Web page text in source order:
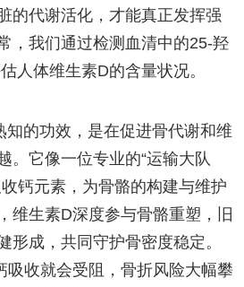
的代谢活化，才能真正发挥强
，我们通过检测血清中的25-羟
人体维生素D的含量状况。
知的功效，是在促进骨代谢和维
。它像一位专业的“运输大队
钙元素，为骨骼的构建与维护
维生素D深度参与骨骼重塑，旧
形成，共同守护骨密度稳定。
吸收就会受阻，骨折风险大幅攀